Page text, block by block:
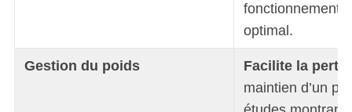
fonctionnement
optimal.
Gestion du poids
Facilite la perte
maintien d’un